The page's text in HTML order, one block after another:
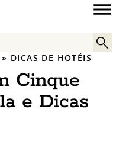
» DICAS DE HOTÉIS
Cinque
e Dicas